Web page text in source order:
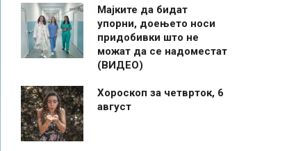
Мајките да бидат
упорни, доењето носи
придобивки што не
можат да се надоместат
(ВИДЕО)
Хороскоп за четврток, 6
август